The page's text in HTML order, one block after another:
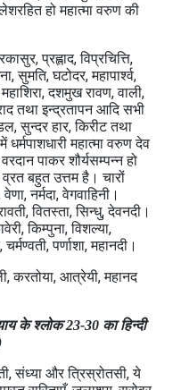
हो महात्मा वरुण की
प्रह्लाद, विप्रचित्ति,
घटोदर, महापार्श्व,
दशमुख रावण, वाली,
तथा इन्द्रतापन आदि सभी
सुन्दर हार, किरीट तथा
महात्मा वरुण देव
पाकर शौर्यसम्पन्न हो
बहुत उत्तम है। चारों
नर्मदा, वेगवाहिनी।
वितस्ता, सिन्धु, देवनदी।
किम्पुना, विशल्या,
पर्णाशा, महानदी।
करतोया, आत्रेयी, महानद
के श्लोक 23-30 का हिन्दी
संध्या और त्रिस्रोतसी, ये